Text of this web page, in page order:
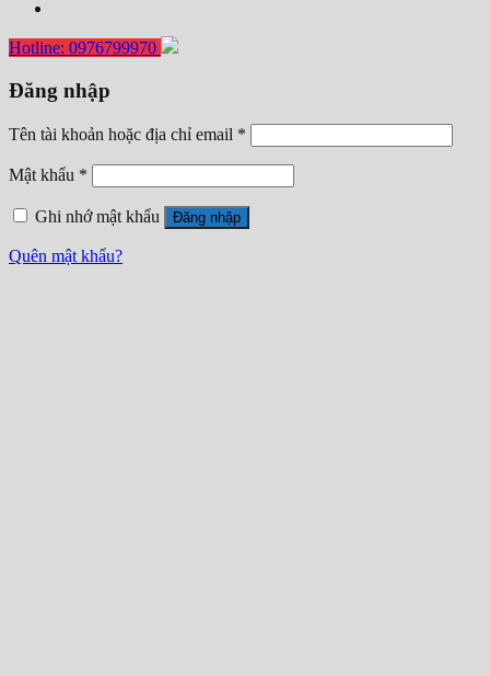
Hotline: 0976799970
Đăng nhập
Tên tài khoản hoặc địa chỉ email *
Mật khẩu *
Ghi nhớ mật khẩu Đăng nhập
Quên mật khẩu?